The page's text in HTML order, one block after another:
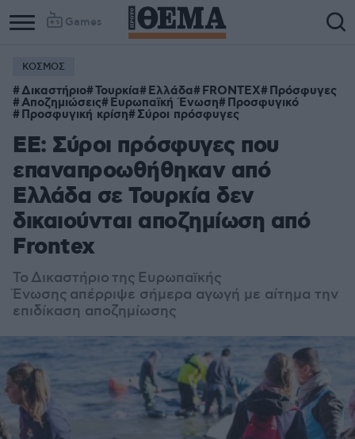
Games
ΚΟΣΜΟΣ
Δικαστήριο Τουρκία Ελλάδα FRONTEX Πρόσφυγες
Αποζημιώσεις Ευρωπαϊκή Ένωση Προσφυγικό
Προσφυγική κρίση Σύροι πρόσφυγες
ΕΕ: Σύροι πρόσφυγες που
επαναπροωθήθηκαν από
Ελλάδα σε Τουρκία δεν
δικαιούνται αποζημίωση από
Frontex
Το Δικαστήριο της Ευρωπαϊκής
Ένωσης απέρριψε σήμερα αγωγή με αίτημα την
επιδίκαση αποζημίωσης